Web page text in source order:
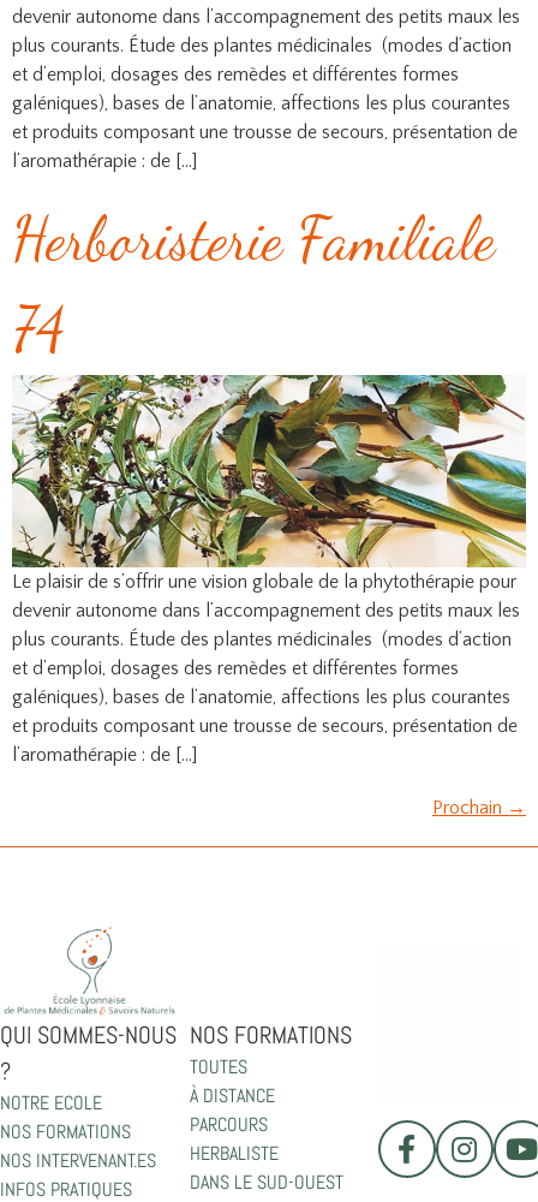
devenir autonome dans l’accompagnement des petits maux les
plus courants. Étude des plantes médicinales (modes d’action
et d’emploi, dosages des remèdes et différentes formes
galéniques), bases de l’anatomie, affections les plus courantes
et produits composant une trousse de secours, présentation de
l’aromathérapie : de […]
Herboristerie Familiale
74
Le plaisir de s’offrir une vision globale de la phytothérapie pour
devenir autonome dans l’accompagnement des petits maux les
plus courants. Étude des plantes médicinales (modes d’action
et d’emploi, dosages des remèdes et différentes formes
galéniques), bases de l’anatomie, affections les plus courantes
et produits composant une trousse de secours, présentation de
l’aromathérapie : de […]
Prochain →
QUI SOMMES-NOUS
?
NOTRE ECOLE
NOS FORMATIONS
NOS INTERVENANT.ES
INFOS PRATIQUES
NOS FORMATIONS
TOUTES
À DISTANCE
PARCOURS
HERBALISTE
DANS LE SUD-OUEST